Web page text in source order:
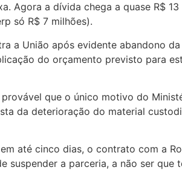
Agora a dívida chega a quase R$ 13
só R$ 7 milhões).
a União após evidente abandono
do orçamento previsto para
que o único motivo do
da deterioração do material
até cinco dias, o contrato com a
suspender a parceria, a não ser que